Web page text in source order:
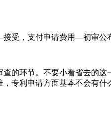
，支付申请费用—初审公
环节。不要小看省去的这
专利申请方面基本不会有什